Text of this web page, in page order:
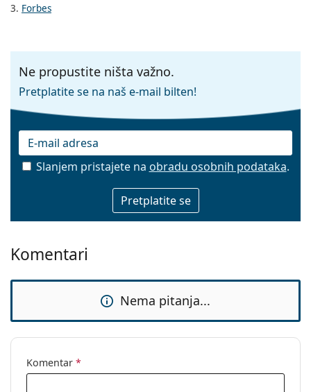
3. Forbes
Ne propustite ništa važno.
Pretplatite se na naš e-mail bilten!
Slanjem pristajete na obradu osobnih podataka.
Komentari
Nema pitanja...
Komentar *